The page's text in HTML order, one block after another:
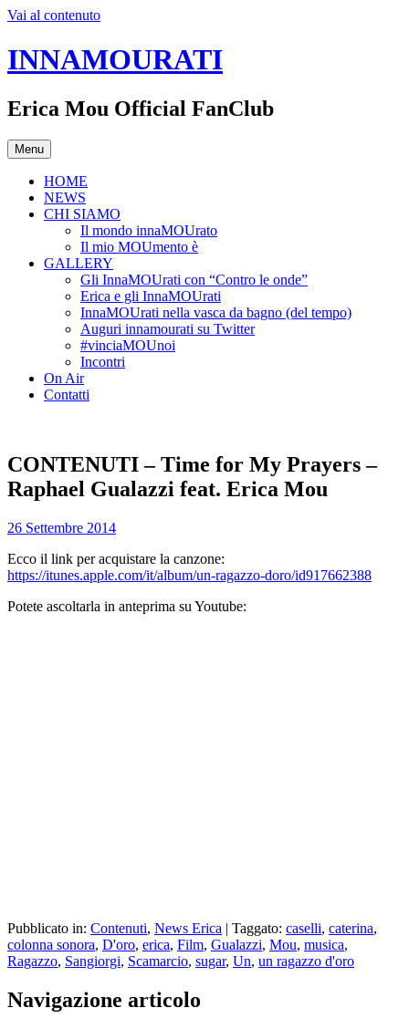
Vai al contenuto
INNAMOURATI
Erica Mou Official FanClub
Menu
HOME
NEWS
CHI SIAMO
Il mondo innaMOUrato
Il mio MOUmento è
GALLERY
Gli InnaMOUrati con “Contro le onde”
Erica e gli InnaMOUrati
InnaMOUrati nella vasca da bagno (del tempo)
Auguri innamourati su Twitter
#vinciaMOUnoi
Incontri
On Air
Contatti
CONTENUTI – Time for My Prayers –
Raphael Gualazzi feat. Erica Mou
26 Settembre 2014
Ecco il link per acquistare la canzone:
https://itunes.apple.com/it/album/un-ragazzo-doro/id917662388
Potete ascoltarla in anteprima su Youtube:
Pubblicato in: Contenuti, News Erica | Taggato: caselli, caterina,
colonna sonora, D'oro, erica, Film, Gualazzi, Mou, musica,
Ragazzo, Sangiorgi, Scamarcio, sugar, Un, un ragazzo d'oro
Navigazione articolo